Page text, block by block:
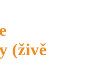
(živě